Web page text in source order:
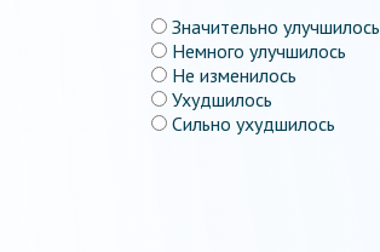
Значительно улучшилось
Немного улучшилось
Не изменилось
Ухудшилось
Сильно ухудшилось